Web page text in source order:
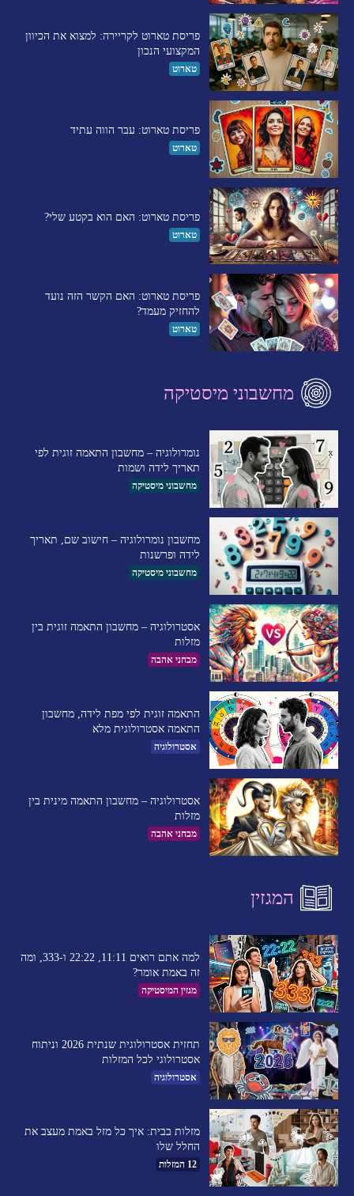
פריסת טארוט לקריירה: למצוא את הכיוון
המקצועי הנכון
טארוט
פריסת טארוט: עבר הווה עתיד
טארוט
פריסת טארוט: האם הוא בקטע שלי?
טארוט
פריסת טארוט: האם הקשר הזה נועד
להחזיק מעמד?
טארוט
מחשבוני מיסטיקה
נומרולוגיה – מחשבון התאמה זוגית לפי
תאריך לידה ושמות
מחשבוני מיסטיקה
מחשבון נומרולוגיה – חישוב שם, תאריך
לידה ופרשנות
מחשבוני מיסטיקה
אסטרולוגיה – מחשבון התאמה זוגית בין
מזלות
מבחני אהבה
התאמה זוגית לפי מפת לידה, מחשבון
התאמה אסטרולוגית מלא
אסטרולוגיה
אסטרולוגיה – מחשבון התאמה מינית בין
מזלות
מבחני אהבה
המגזין
למה אתם רואים 11:11, 22:22 ו-333, ומה
זה באמת אומר?
מגזין המיסטיקה
תחזית אסטרולוגית שנתית 2026 וניתוח
אסטרולוגי לכל המזלות
אסטרולוגיה
מזלות בבית: איך כל מזל באמת מעצב את
החלל שלו
12 המזלות